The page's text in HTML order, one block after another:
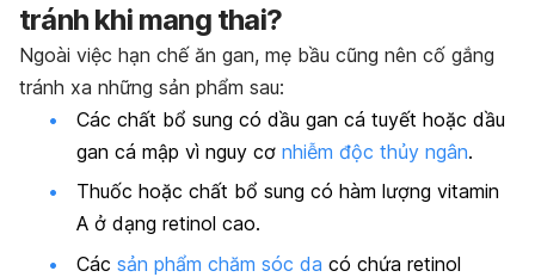
tránh khi mang thai?
Ngoài việc hạn chế ăn gan, mẹ bầu cũng nên cố gắng
tránh xa những sản phẩm sau:
Các chất bổ sung có dầu gan cá tuyết hoặc dầu
gan cá mập vì nguy cơ nhiễm độc thủy ngân.
Thuốc hoặc chất bổ sung có hàm lượng vitamin
A ở dạng retinol cao.
Các sản phẩm chăm sóc da có chứa retinol